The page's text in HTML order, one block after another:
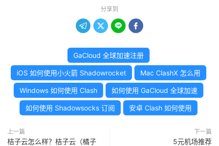
分享到
   
GaCloud 全球加速注册
iOS 如何使用小火箭 Shadowrocket Mac ClashX 怎么用
Windows 如何使用 Clash 如何使用 GaCloud 全球加速
如何使用 Shadowsocks 订阅 安卓 Clash 如何使用
上一篇
桔子云怎么样？桔子云（橘子
下一篇
5元机场推荐